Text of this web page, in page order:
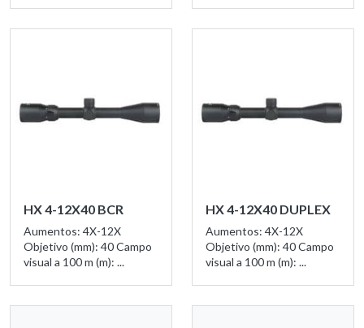
HX 4-12X40 BCR
Aumentos: 4X-12X
Objetivo (mm): 40 Campo
visual a 100 m (m): ...
HX 4-12X40 DUPLEX
Aumentos: 4X-12X
Objetivo (mm): 40 Campo
visual a 100 m (m): ...